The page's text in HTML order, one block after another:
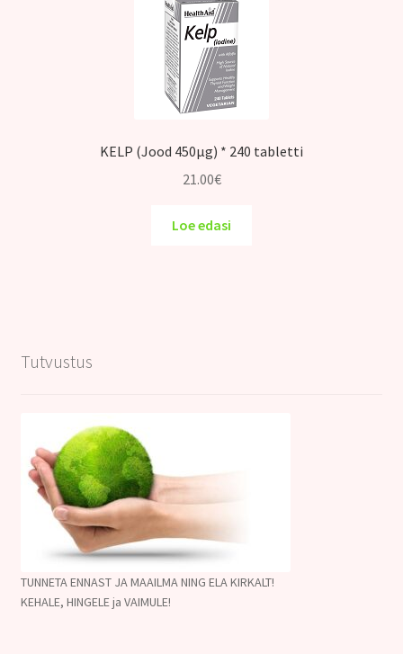
KELP (Jood 450μg) * 240 tabletti
21.00€
Loe edasi
Tutvustus
TUNNETA ENNAST JA MAAILMA NING ELA KIRKALT!
KEHALE, HINGELE ja VAIMULE!